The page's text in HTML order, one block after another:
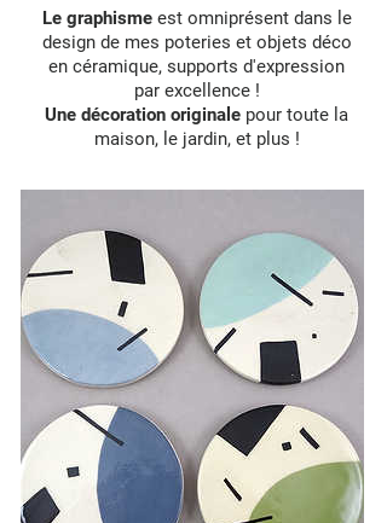
Le graphismeest omniprésent dans le
design de mes poteries et objets déco
en céramique, supports d'expression
par excellence !
Une décoration originale pour toute la
maison, le jardin, et plus !